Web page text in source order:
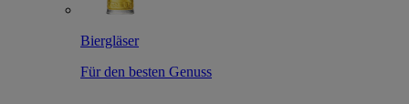
Biergläser
Für den besten Genuss